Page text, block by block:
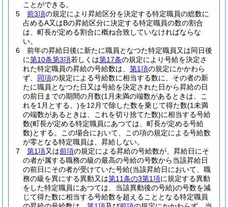
ことができる。
5
前3項の規定により昇給区分を決定する特定職員の総数に
占めるA又はBの昇給区分に決定する特定職員の数の割合
は、町長が定める割合に概ね合致していなければならな
い。
6
前年の昇給日後に新たに職員となつた特定職員又は同日後
に第10条第3項若しくは第17条の規定により号給を決定さ
れた特定職員の昇給の号給数は、 第1項の規定にかかわら
ず、 同項の規定による号給数に相当する数に、その者の新
たに職員となつた日又は号給を決定された日から昇給の日
の前日までの期間の月数(1月未満の端数があるときは、こ
れを1月とする。)を12月で除した数を乗じて得た数(1未満
の端数があるときは、これを切り捨てた数)に相当する号給
数(町長が定める特定職員にあつては、町長が定める号給
数)とする。
この場合において、この項の規定による号給数
が零となる特定職員は、昇給しない。
7
第1項又は前項の規定による昇給の号給数が、昇給日にそ
の者が属する職務の級の最高の号給の号数から当該昇給日
の前日にその者が受けていた号給(当該昇給日において、職
務の級を異にする異動又は第11条の3第1項に規定する異動
をした特定職員にあつては、当該異動後の号給)の号数を減
じて得た数に相当する号給数を超えることとなる特定職員